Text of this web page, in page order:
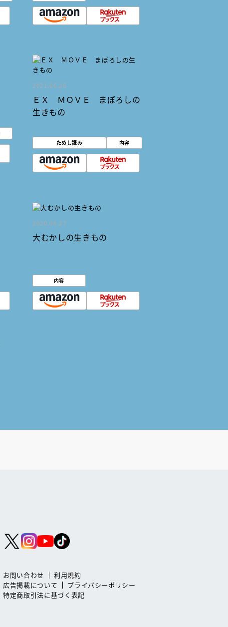
2021.06.26
ＥＸ ＭＯＶＥ まぼろしの
生きもの
ためし読み 内容
2020.06.27
大むかしの生きもの
内容
お問い合わせ
利用規約
広告掲載について
プライバシーポリシー
特定商取引法に基づく表記